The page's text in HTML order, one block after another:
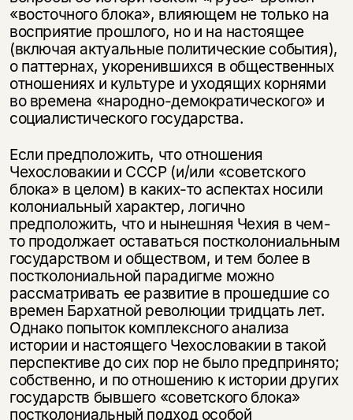
«восточного блока», влияющем не только на
восприятие прошлого, но и на настоящее
(включая актуальные политические события),
о паттернах, укоренившихся в общественных
отношениях и культуре и уходящих корнями
во времена «народно-демократического» и
социалистического государства.
Если предположить, что отношения
Чехословакии и СССР (и/или «советского
блока» в целом) в каких-то аспектах носили
колониальный характер, логично
предположить, что и нынешняя Чехия в чем-
то продолжает оставаться постколониальным
государством и обществом, и тем более в
постколониальной парадигме можно
рассматривать ее развитие в прошедшие со
времен Бархатной революции тридцать лет.
Однако попыток комплексного анализа
истории и настоящего Чехословакии в такой
перспективе до сих пор не было предпринято;
собственно, и по отношению к истории других
государств бывшего «советского блока»
постколониальный подход особой